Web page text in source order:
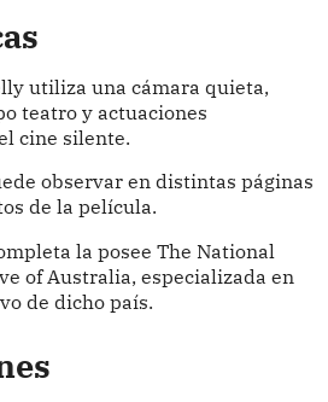
utiliza una cámara quieta,
teatro y actuaciones
cine silente.
observar en distintas páginas
de la película.
la posee The National
of Australia, especializada en
de dicho país.